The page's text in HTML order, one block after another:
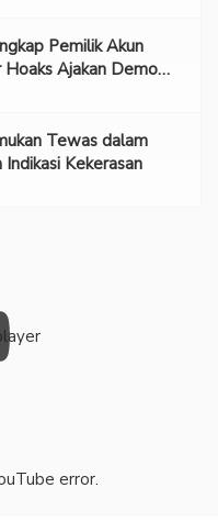
Pemilik Akun
Ajakan Demo
Tewas dalam
Kekerasan
error.